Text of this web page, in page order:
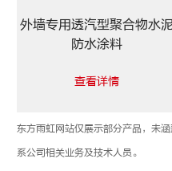
外墙专用透汽型聚合物水
防水涂料
查看详情
东方雨虹网站仅展示部分产品，未
系公司相关业务及技术人员。